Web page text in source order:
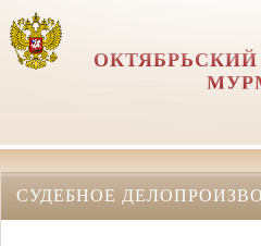
СУДЕБНОЕ